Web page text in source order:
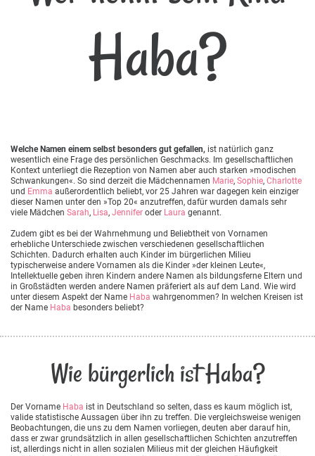
Haba?
Welche Namen einem selbst besonders gut gefallen, ist natürlich ganz
wesentlich eine Frage des persönlichen Geschmacks. Im gesellschaftlichen
Kontext unterliegt die Rezeption von Namen aber auch starken »modischen
Schwankungen«. So sind derzeit die Mädchennamen Marie, Sophie, Charlotte
und Emma außerordentlich beliebt, vor 25 Jahren war dagegen kein einziger
dieser Namen unter den »Top 20« anzutreffen, dafür wurden damals sehr
viele Mädchen Sarah, Lisa, Jennifer oder Laura genannt.
Zudem gibt es bei der Wahrnehmung und Beliebtheit von Vornamen
erhebliche Unterschiede zwischen verschiedenen gesellschaftlichen
Schichten. Dadurch erhalten auch Kinder im bürgerlichen Milieu
typischerweise andere Vornamen als die Kinder »der kleinen Leute«,
Intellektuelle geben ihren Kindern andere Namen als bildungsferne Eltern und
in Großstädten werden andere Namen präferiert als auf dem Land. Wie wird
unter diesem Aspekt der Name Haba wahrgenommen? In welchen Kreisen ist
der Name Haba besonders beliebt?
Wie bürgerlich ist Haba?
Der Vorname Haba ist in Deutschland so selten, dass es kaum möglich ist,
valide statistische Aussagen über ihn zu treffen. Die vergleichsweise wenigen
Beobachtungen, die uns zu dem Namen vorliegen, deuten aber darauf hin,
dass er zwar grundsätzlich in allen gesellschaftlichen Schichten anzutreffen
ist, allerdings nicht in allen sozialen Milieus mit der gleichen Häufigkeit